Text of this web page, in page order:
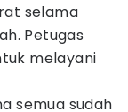
selama
Petugas
melayani
semua sudah